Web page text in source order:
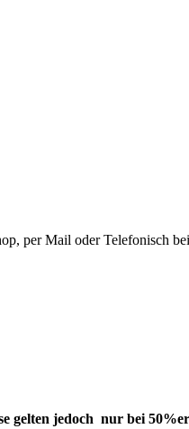
per Mail oder Telefonisch
gelten jedoch nur bei